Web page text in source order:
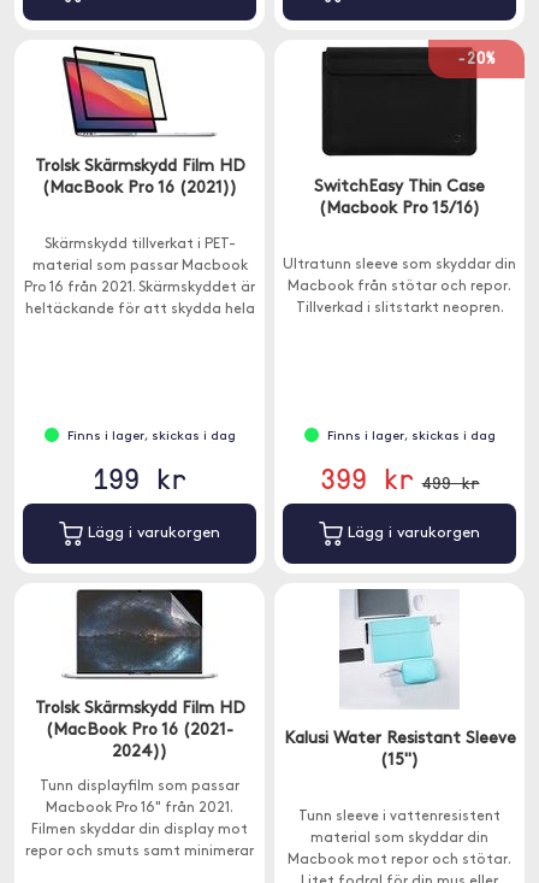
Trolsk Skärmskydd Film HD
(MacBook Pro 16 (2021))
Skärmskydd tillverkat i PET-
material som passar Macbook
Pro 16 från 2021. Skärmskyddet är
heltäckande för att skydda hela
Finns i lager, skickas i dag
199 kr
Lägg i varukorgen
-20%
SwitchEasy Thin Case
(Macbook Pro 15/16)
Ultratunn sleeve som skyddar din
Macbook från stötar och repor.
Tillverkad i slitstarkt neopren.
Finns i lager, skickas i dag
399 kr 499 kr
Lägg i varukorgen
Trolsk Skärmskydd Film HD
(MacBook Pro 16 (2021-
2024))
Tunn displayfilm som passar
Macbook Pro 16" från 2021.
Filmen skyddar din display mot
repor och smuts samt minimerar
Kalusi Water Resistant Sleeve
(15")
Tunn sleeve i vattenresistent
material som skyddar din
Macbook mot repor och stötar.